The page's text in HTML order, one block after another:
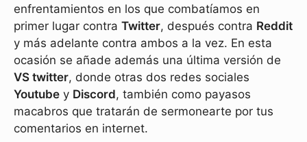
enfrentamientos en los que combatíamos en
primer lugar contra Twitter, después contra Reddit
y más adelante contra ambos a la vez. En esta
ocasión se añade además una última versión de
VS twitter, donde otras dos redes sociales
Youtube y Discord, también como payasos
macabros que tratarán de sermonearte por tus
comentarios en internet.